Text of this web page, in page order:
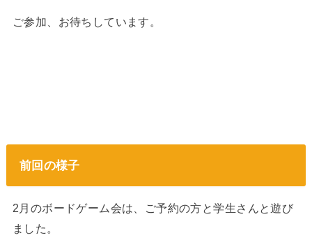
ご参加、お待ちしています。
前回の様子
2月のボードゲーム会は、ご予約の方と学生さんと遊び
ました。